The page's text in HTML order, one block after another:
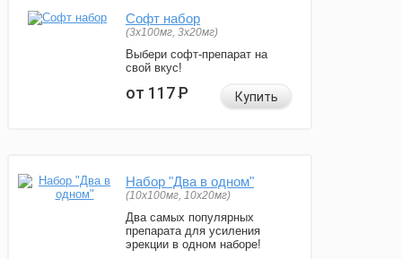
Софт набор
(3x100мг, 3x20мг)
Выбери софт-препарат на
свой вкус!
от 117Р Купить
Набор "Два в одном"
(10x100мг, 10x20мг)
Два самых популярных
препарата для усиления
эрекции в одном наборе!